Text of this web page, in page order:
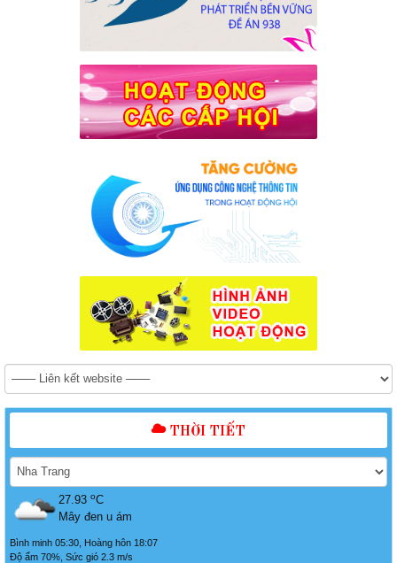
THỜI TIẾT
27.93 oC
Mây đen u ám
Bình minh 05:30, Hoàng hôn 18:07
Độ ẩm 70%, Sức gió 2.3 m/s